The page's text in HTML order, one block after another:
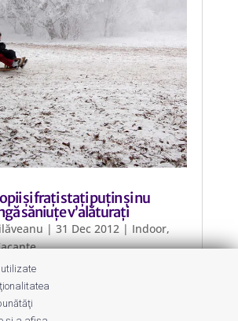
și frați stați puțin și nu
săniuțe v’alăturați
| 31 Dec 2012| Indoor,
toiul iernii așadar vă
mai multe săniuțe astăzi,
începem anul sus de tot
utilizate